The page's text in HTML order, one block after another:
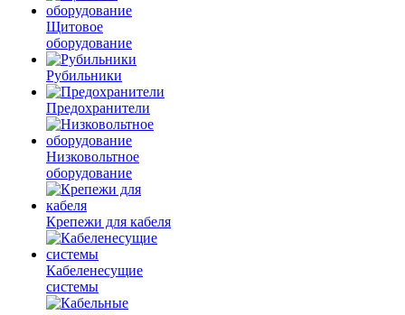
Щитовое
оборудование
Рубильники
Предохранители
Низковольтное
оборудование
Крепежи для кабеля
Кабеленесущие
системы